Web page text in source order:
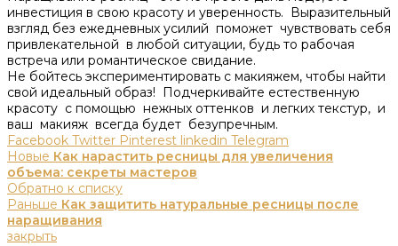
инвестиция в свою красоту и уверенность.​ Выразительный
взгляд без ежедневных усилий поможет чувствовать себя
привлекательной в любой ситуации, будь то рабочая
встреча или романтическое свидание.
Не бойтесь экспериментировать с макияжем, чтобы найти
свой идеальный образ!​ Подчеркивайте естественную
красоту с помощью нежных оттенков и легких текстур, и
ваш макияж всегда будет безупречным.​
Facebook Twitter Pinterest linkedin Telegram
Новые Как нарастить ресницы для увеличения
объема: секреты мастеров
Обратно к списку
Раньше Как защитить натуральные ресницы после
наращивания
закрыть